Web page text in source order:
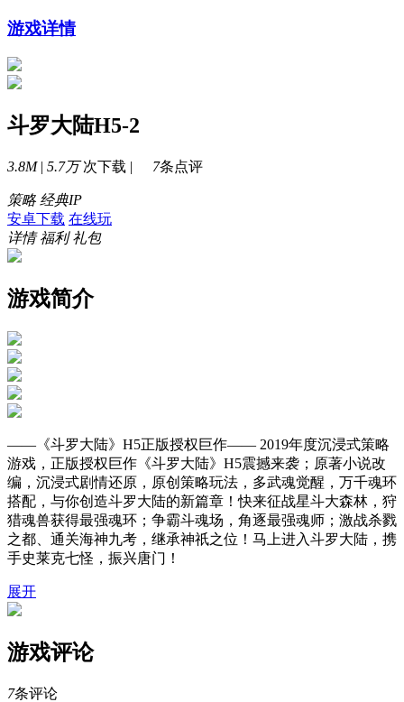
游戏详情
斗罗大陆H5-2
3.8M | 5.7万次下载 | 7条点评
策略 经典IP
安卓下载 在线玩
详情 福利 礼包
游戏简介
——《斗罗大陆》H5正版授权巨作—— 2019年度沉浸式策略
游戏，正版授权巨作《斗罗大陆》H5震撼来袭；原著小说改
编，沉浸式剧情还原，原创策略玩法，多武魂觉醒，万千魂环
搭配，与你创造斗罗大陆的新篇章！快来征战星斗大森林，狩
猎魂兽获得最强魂环；争霸斗魂场，角逐最强魂师；激战杀戮
之都、通关海神九考，继承神祇之位！马上进入斗罗大陆，携
手史莱克七怪，振兴唐门！
展开
游戏评论
7条评论